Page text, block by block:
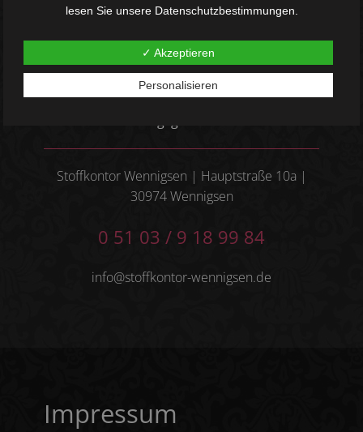
Samstag
10.00 – 13.00
Stoffkontor Wennigsen | Hauptstraße 10a |
30974 Wennigsen
0 51 03 / 9 18 99 84
info@stoffkontor-wennigsen.de
Impressum
lesen Sie unsere Datenschutzbestimmungen.
✓ Akzeptieren
Personalisieren